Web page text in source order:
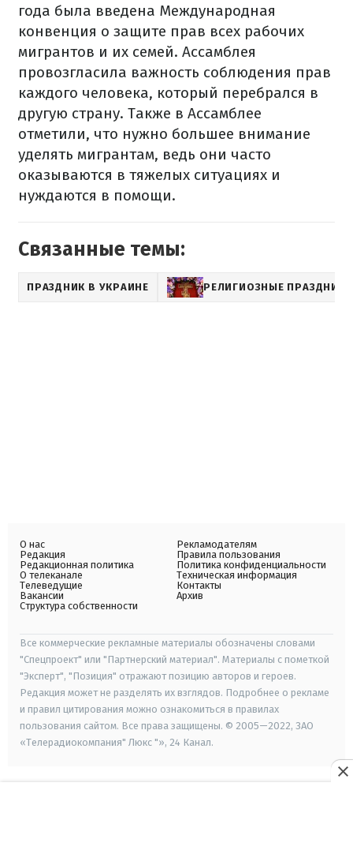
года была введена Международная
конвенция о защите прав всех рабочих
мигрантов и их семей. Ассамблея
провозгласила важность соблюдения прав
каждого человека, который перебрался в
другую страну. Также в Ассамблее
отметили, что нужно большее внимание
уделять мигрантам, ведь они часто
оказываются в тяжелых ситуациях и
нуждаются в помощи.
Связанные темы:
ПРАЗДНИК В УКРАИНЕ РЕЛИГИОЗНЫЕ ПРАЗДНИКИ
О нас
Редакция
Редакционная политика
О телеканале
Телеведущие
Вакансии
Структура собственности
Рекламодателям
Правила пользования
Политика конфиденциальности
Техническая информация
Контакты
Архив
Все коммерческие рекламные материалы обозначены словами
"Спецпроект" или "Партнерский материал". Материалы с пометкой
"Эксперт", "Позиция" отражают позицию авторов и героев.
Редакция может не разделять их взглядов. Подробнее о рекламе
и правил цитирования можно ознакомиться в правилах
пользования сайтом. Все права защищены. © 2005—2022, ЗАО
«Телерадиокомпания" Люкс "», 24 Канал.